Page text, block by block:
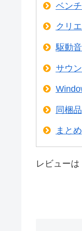
ベン
クリ
駆動
サウ
同梱品
まとめ
レビューは